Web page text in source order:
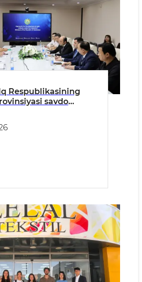
Respublikasining
savdo
bilan
bo‘lib o‘tdi.